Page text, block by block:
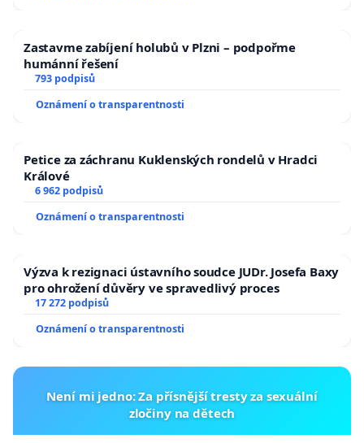
Zastavme zabíjení holubů v Plzni – podpořme
humánní řešení
793 podpisů
Oznámení o transparentnosti
Petice za záchranu Kuklenských rondelů v Hradci
Králové
6 962 podpisů
Oznámení o transparentnosti
Výzva k rezignaci ústavního soudce JUDr. Josefa Baxy
pro ohrožení důvěry ve spravedlivý proces
17 272 podpisů
Oznámení o transparentnosti
Není mi jedno: Za přísnější tresty za sexuální
zločiny na dětech